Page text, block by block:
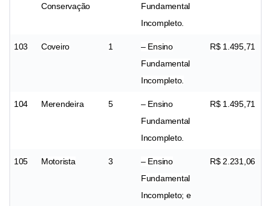
Conservação
Fundamental
Incompleto.
103 Coveiro 1
– Ensino
Fundamental
Incompleto.
R$ 1.495,71
104 Merendeira 5
– Ensino
Fundamental
Incompleto.
R$ 1.495,71
105 Motorista 3
– Ensino
Fundamental
Incompleto; e
R$ 2.231,06